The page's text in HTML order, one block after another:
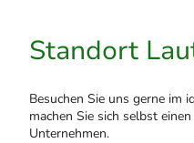
Standort
Besuchen Sie uns gerne im
machen Sie sich selbst
Unternehmen.